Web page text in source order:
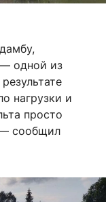
одной из
нагрузки и
просто
— сообщил